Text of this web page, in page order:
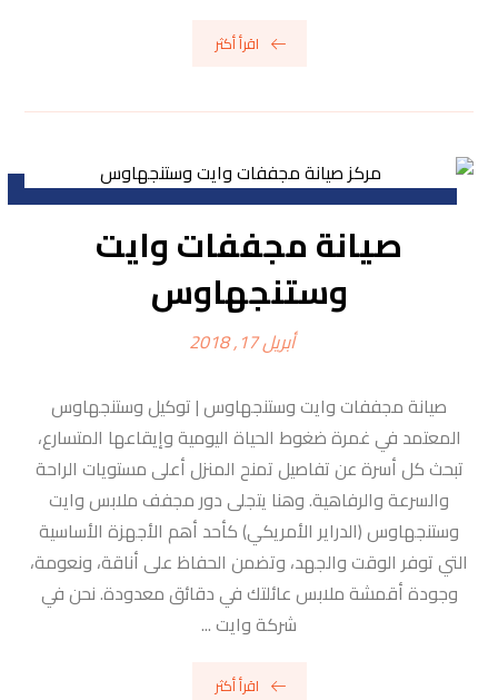
اقرأ أكثر
صيانة مجففات وايت
وستنجهاوس
أبريل 17, 2018
صيانة مجففات وايت وستنجهاوس | توكيل وستنجهاوس
المعتمد في غمرة ضغوط الحياة اليومية وإيقاعها المتسارع،
تبحث كل أسرة عن تفاصيل تمنح المنزل أعلى مستويات الراحة
والسرعة والرفاهية. وهنا يتجلى دور مجفف ملابس وايت
وستنجهاوس (الدراير الأمريكي) كأحد أهم الأجهزة الأساسية
التي توفر الوقت والجهد، وتضمن الحفاظ على أناقة، ونعومة،
وجودة أقمشة ملابس عائلتك في دقائق معدودة. نحن في
شركة وايت ...
اقرأ أكثر